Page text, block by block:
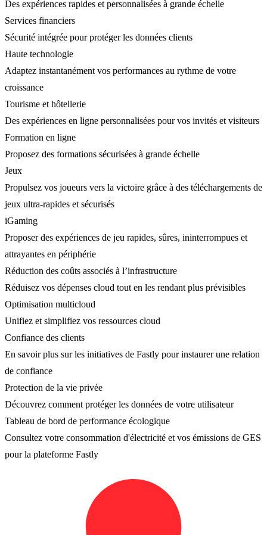
Des expériences rapides et personnalisées à grande échelle
Services financiers
Sécurité intégrée pour protéger les données clients
Haute technologie
Adaptez instantanément vos performances au rythme de votre
croissance
Tourisme et hôtellerie
Des expériences en ligne personnalisées pour vos invités et visiteurs
Formation en ligne
Proposez des formations sécurisées à grande échelle
Jeux
Propulsez vos joueurs vers la victoire grâce à des téléchargements de
jeux ultra-rapides et sécurisés
iGaming
Proposer des expériences de jeu rapides, sûres, ininterrompues et
attrayantes en périphérie
Réduction des coûts associés à l’infrastructure
Réduisez vos dépenses cloud tout en les rendant plus prévisibles
Optimisation multicloud
Unifiez et simplifiez vos ressources cloud
Confiance des clients
En savoir plus sur les initiatives de Fastly pour instaurer une relation
de confiance
Protection de la vie privée
Découvrez comment protéger les données de votre utilisateur
Tableau de bord de performance écologique
Consultez votre consommation d'électricité et vos émissions de GES
pour la plateforme Fastly